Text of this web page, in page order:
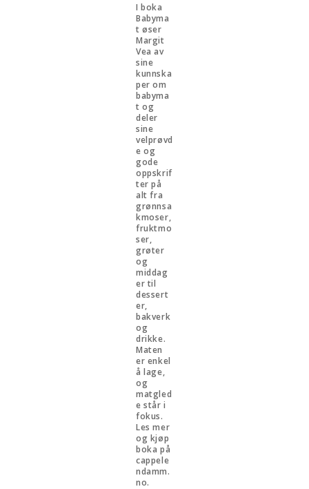
I boka
Babyma
t øser
Margit
Vea av
sine
kunnska
per om
babyma
t og
deler
sine
velprøvd
e og
gode
oppskrif
ter på
alt fra
grønnsa
kmoser,
fruktmo
ser,
grøter
og
middag
er til
dessert
er,
bakverk
og
drikke.
Maten
er enkel
å lage,
og
matgled
e står i
fokus.
Les mer
og kjøp
boka på
cappele
ndamm.
no.